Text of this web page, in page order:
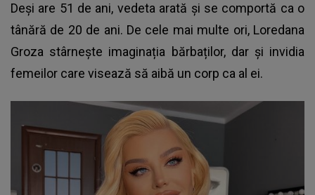
Deși are 51 de ani, vedeta arată și se comportă ca o
tânără de 20 de ani. De cele mai multe ori, Loredana
Groza stârnește imaginația bărbaților, dar și invidia
femeilor care visează să aibă un corp ca al ei.